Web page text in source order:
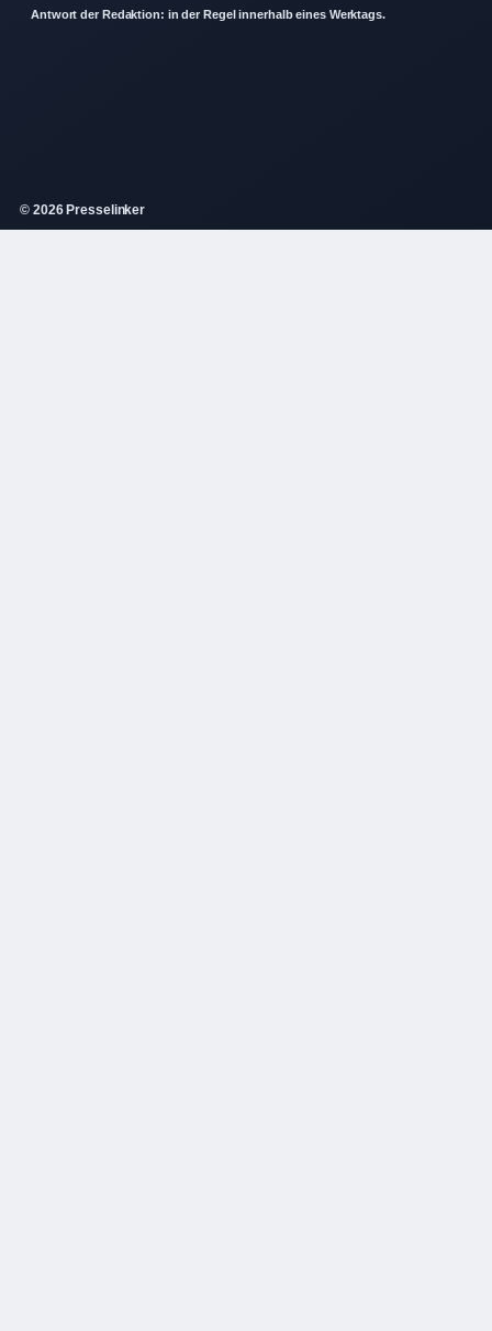
Antwort der Redaktion: in der Regel innerhalb eines Werktags.
© 2026 Presselinker